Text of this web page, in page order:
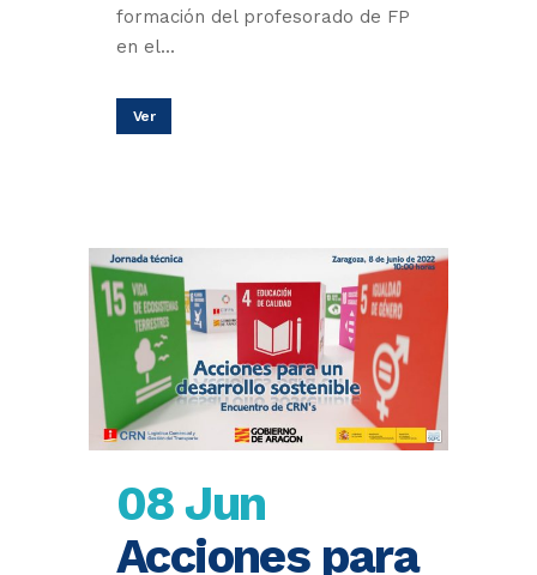
formación del profesorado de FP
en el...
Ver
08 Jun
Acciones para